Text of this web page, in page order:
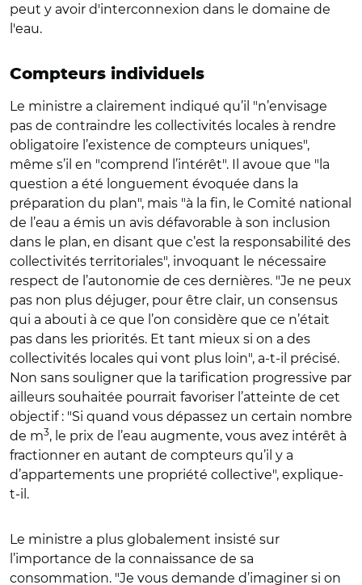
peut y avoir d'interconnexion dans le domaine de
l'eau.
Compteurs individuels
Le ministre a clairement indiqué qu’il "n’envisage
pas de contraindre les collectivités locales à rendre
obligatoire l’existence de compteurs uniques",
même s’il en "comprend l’intérêt". Il avoue que "la
question a été longuement évoquée dans la
préparation du plan", mais "à la fin, le Comité national
de l’eau a émis un avis défavorable à son inclusion
dans le plan, en disant que c’est la responsabilité des
collectivités territoriales", invoquant le nécessaire
respect de l’autonomie de ces dernières. "Je ne peux
pas non plus déjuger, pour être clair, un consensus
qui a abouti à ce que l’on considère que ce n’était
pas dans les priorités. Et tant mieux si on a des
collectivités locales qui vont plus loin", a-t-il précisé.
Non sans souligner que la tarification progressive par
ailleurs souhaitée pourrait favoriser l’atteinte de cet
objectif : "Si quand vous dépassez un certain nombre
de m3, le prix de l’eau augmente, vous avez intérêt à
fractionner en autant de compteurs qu’il y a
d’appartements une propriété collective", explique-
t-il.
Le ministre a plus globalement insisté sur
l’importance de la connaissance de sa
consommation. "Je vous demande d’imaginer si on